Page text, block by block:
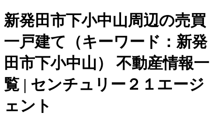
新発田市下小中山周辺の売買
一戸建て（キーワード：新発
田市下小中山） 不動産情報一
覧 | センチュリー２１エージ
ェント